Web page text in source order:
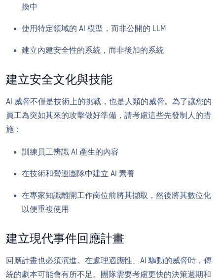
換中
使用特定領域的 AI 模型，而非公開的 LLM
建立內建安全性的系統，而非後加的系統
建立安全文化與技能
AI 威脅不僅是技術上的挑戰，也是人類的威脅。為了讓您的
員工為突如其來的攻擊做好準備，請考慮這些先發制人的措
施：
訓練員工辨識 AI 產生的內容
在技術和營運團隊中建立 AI 素養
在專家知識離開工作崗位前將其擷取，然後將其數位化
以便重複使用
建立現代事件回應計畫
回應計畫也必須演進。在處理適應性、AI 驅動的威脅時，傳
統的劇本可能會有所不足。團隊需要考慮更快的決策週期和